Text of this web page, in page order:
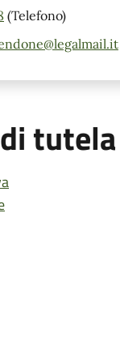
(Telefono)
tutela